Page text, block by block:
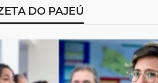
DO PAJEÚ